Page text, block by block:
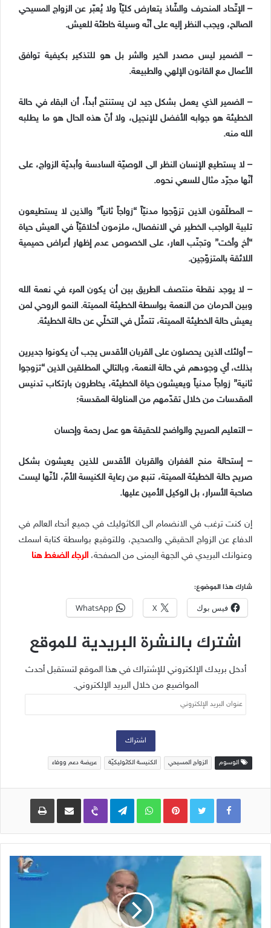
– الإتّحاد المنحرف والشّاذ يتعارض كليّاً ولا يُعبّر عن الزواج المسيحي
الصالح، ويجب النظر إليه على أنّه وسيلة خاطئة للعيش.
– الضمير ليس مصدر الخير والشر بل هو للتذكير بكيفية توافق
الأعمال مع القانون الإلهي والطبيعة.
– الضمير الذي يعمل بشكل جيد لن يستنتج أبداً، أن البقاء في حالة
الخطيئة هو جوابه الأفضل للإنجيل، ولا أنّ هذه الحال هو ما يطلبه
الله منه.
– لا يستطيع الإنسان النظر الى الوصيّة السادسة وأبديّة الزواج، على
أنّها مجرّد مثال للسعي نحوه.
– المطلّقون الذين تزوّجوا مدنيّاً “زواجاً ثانياً” والذين لا يستطيعون
تلبية الواجب الخطير في الانفصال، ملزمون أخلاقيّاً في العيش حياة
“أخ وأخت” وتجنّب العار، على الخصوص عدم إظهار أعراض حميمية
اللائقة بالمتزوّجين.
– لا يوجد نقطة منتصف الطريق بين أن يكون المرء في نعمة الله
وبين الحرمان من النعمة بواسطة الخطيئة المميتة. النمو الروحي لمن
يعيش حالة الخطيئة المميتة، تتمثّل في التخلّي عن حالة الخطيئة.
– أولئك الذين يحصلون على القربان الأقدس يجب أن يكونوا جديرين
بذلك، أي وجودهم في حالة النعمة، وبالتالي المطلقين الذين “تزوجوا
ثانية” زواجاً مدنياً ويعيشون حياة الخطيئة، يخاطرون بارتكاب تدنيس
المقدسات من خلال تقدّمهم من المناولة المقدسة؛
– التعليم الصريح والواضح للحقيقة هو عمل رحمة وإحسان
– إستحالة منح الغفران والقربان الأقدس للذين يعيشون بشكل
صريح حالة الخطيئة المميتة، تنبع من رعاية الكنيسة الأمّ، لأنّها ليست
صاحبة الأسرار، بل الوكيل الأمين عليها.
إن كنت ترغب في الانضمام الى الكاثوليك في جميع أنحاء العالم في
الدفاع عن الزواج الحقيقي والصحيح، وللتوقيع بواسطة كتابة اسمك
وعنوانك البريدي في الجهة اليمنى من الصفحة، الرجاء الضغط هنا
شارك هذا الموضوع:
فيس بوك X
WhatsApp
اشترك بالنشرة البريدية للموقع
أدخل بريدك الإلكتروني للإشتراك في هذا الموقع لتستقبل أحدث
المواضيع من خلال البريد الإلكتروني.
عنوان
البريد
اشتراك
الوسوم الزواج المسيحي الكنيسة الكاثوليكيّة عريضة دعم ووفاء
Pinterest
WhatsApp
Telegram
Viber مشاركة عبر البريد طباعة